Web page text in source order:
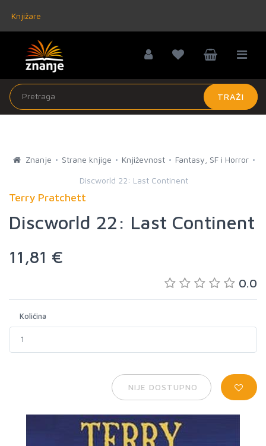
Knjižare
TRAŽI
Znanje Strane knjige Književnost Fantasy, SF i Horror
Discworld 22: Last Continent
Terry Pratchett
Discworld 22: Last Continent
11,81 €
0.0
Količina
NIJE DOSTUPNO